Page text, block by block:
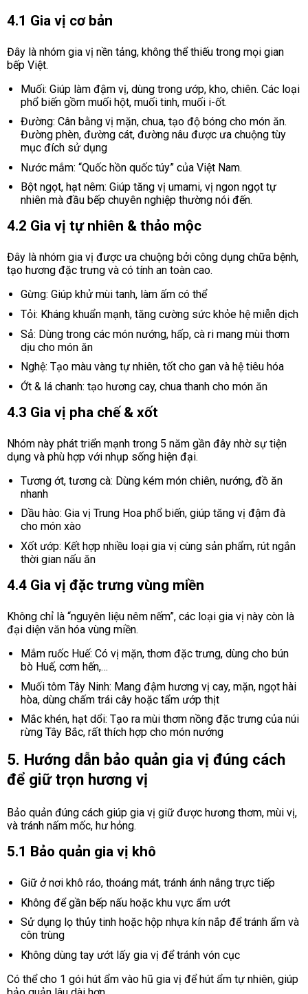
4.1 Gia vị cơ bản
Đây là nhóm gia vị nền tảng, không thể thiếu trong mọi gian
bếp Việt.
Muối: Giúp làm đậm vị, dùng trong ướp, kho, chiên. Các loại
phổ biến gồm muối hột, muối tinh, muối i-ốt.
Đường: Cân bằng vị mặn, chua, tạo độ bóng cho món ăn.
Đường phèn, đường cát, đường nâu được ưa chuộng tùy
mục đích sử dụng
Nước mắm: “Quốc hồn quốc túy” của Việt Nam.
Bột ngọt, hạt nêm: Giúp tăng vị umami, vị ngon ngọt tự
nhiên mà đầu bếp chuyên nghiệp thường nói đến.
4.2 Gia vị tự nhiên & thảo mộc
Đây là nhóm gia vị được ưa chuộng bởi công dụng chữa bệnh,
tạo hương đặc trưng và có tính an toàn cao.
Gừng: Giúp khử mùi tanh, làm ấm có thể
Tỏi: Kháng khuẩn mạnh, tăng cường sức khỏe hệ miễn dịch
Sả: Dùng trong các món nướng, hấp, cà ri mang mùi thơm
dịu cho món ăn
Nghệ: Tạo màu vàng tự nhiên, tốt cho gan và hệ tiêu hóa
Ớt & lá chanh: tạo hương cay, chua thanh cho món ăn
4.3 Gia vị pha chế & xốt
Nhóm này phát triển mạnh trong 5 năm gần đây nhờ sự tiện
dụng và phù hợp với nhụp sống hiện đại.
Tương ớt, tương cà: Dùng kém món chiên, nướng, đồ ăn
nhanh
Dầu hào: Gia vị Trung Hoa phổ biến, giúp tăng vị đậm đà
cho món xào
Xốt ướp: Kết hợp nhiều loại gia vị cùng sản phẩm, rút ngắn
thời gian nấu ăn
4.4 Gia vị đặc trưng vùng miền
Không chỉ là “nguyên liệu nêm nếm”, các loại gia vị này còn là
đại diện văn hóa vùng miền.
Mắm ruốc Huế: Có vị mặn, thơm đặc trưng, dùng cho bún
bò Huế, cơm hến,…
Muối tôm Tây Ninh: Mang đậm hương vị cay, mặn, ngọt hài
hòa, dùng chấm trái cây hoặc tẩm ướp thịt
Mắc khén, hạt dổi: Tạo ra mùi thơm nồng đặc trưng của núi
rừng Tây Bắc, rất thích hợp cho món nướng
5. Hướng dẫn bảo quản gia vị đúng cách
để giữ trọn hương vị
Bảo quản đúng cách giúp gia vị giữ được hương thơm, mùi vị,
và tránh nấm mốc, hư hỏng.
5.1 Bảo quản gia vị khô
Giữ ở nơi khô ráo, thoáng mát, tránh ánh nắng trực tiếp
Không để gần bếp nấu hoặc khu vực ẩm ướt
Sử dụng lọ thủy tinh hoặc hộp nhựa kín nắp để tránh ẩm và
côn trùng
Không dùng tay ướt lấy gia vị để tránh vón cục
Có thể cho 1 gói hút ẩm vào hũ gia vị để hút ẩm tự nhiên, giúp